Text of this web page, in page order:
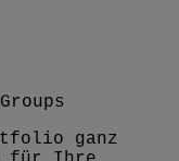
ganz